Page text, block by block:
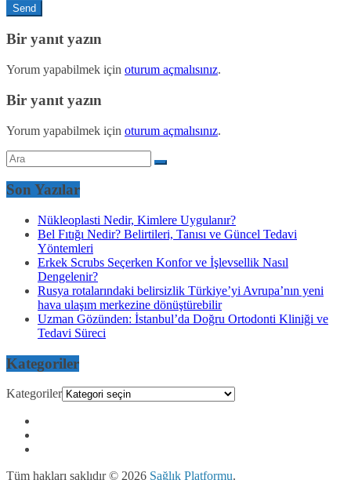
Bir yanıt yazın
Yorum yapabilmek için oturum açmalısınız.
Bir yanıt yazın
Yorum yapabilmek için oturum açmalısınız.
Son Yazılar
Nükleoplasti Nedir, Kimlere Uygulanır?
Bel Fıtığı Nedir? Belirtileri, Tanısı ve Güncel Tedavi
Yöntemleri
Erkek Scrubs Seçerken Konfor ve İşlevsellik Nasıl
Dengelenir?
Rusya rotalarındaki belirsizlik Türkiye’yi Avrupa’nın yeni
hava ulaşım merkezine dönüştürebilir
Uzman Gözünden: İstanbul’da Doğru Ortodonti Kliniği ve
Tedavi Süreci
Kategoriler
Kategoriler
Tüm hakları saklıdır © 2026 Sağlık Platformu.